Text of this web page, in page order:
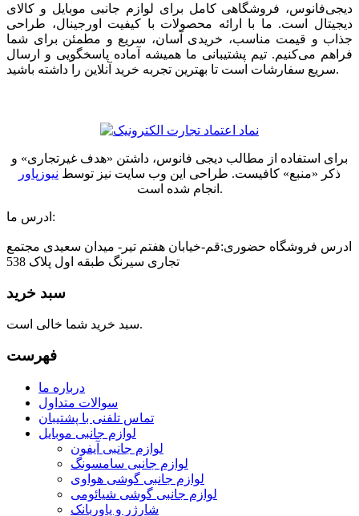
دیجی‌فانوس، فروشگاهی کامل برای لوازم جانبی موبایل و کالای
دیجیتال است. ما با ارائه محصولات با کیفیت اورجینال، طراحی
جذاب و قیمت مناسب، خریدی آسان، سریع و مطمئن برای شما
فراهم می‌کنیم. تیم پشتیبانی ما همیشه آماده پاسخگویی و ارسال
سریع سفارشات است تا بهترین تجربه خرید آنلاین را داشته باشید.
برای استفاده از مطالب دیجی فانوس، داشتن «هدف غیرتجاری» و
ذکر «منبع» کافیست. طراحی این وب سایت نیز توسط نیوزپاور
انجام شده است.
ادرس ما:
ادرس فروشگاه حضوری:قم-خیابان هفتم تیر- میدان سعیدی مجتمع
تجاری سیرنگ طبقه اول پلاک 538
سبد خرید
سبد خرید شما خالی است.
فهرست
درباره ما
سوالات متداول
تماس تلفنی با پشتیبان
لوازم جانبی موبایل
لوازم جانبی آیفون
لوازم جانبی سامسونگ
لوازم جانبی گوشی هواوی
لوازم جانبی گوشی شیائومی
شارژر و پاوربانک